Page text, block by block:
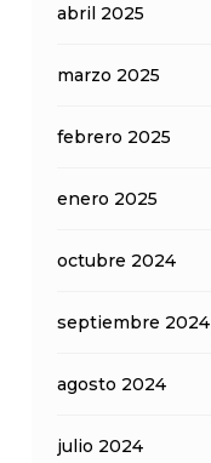
abril 2025
marzo 2025
febrero 2025
enero 2025
octubre 2024
septiembre 2024
agosto 2024
julio 2024